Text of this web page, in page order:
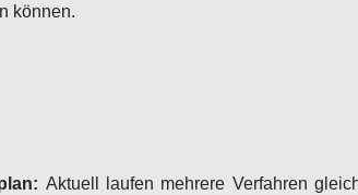
können.
Aktuell laufen mehrere Verfahren